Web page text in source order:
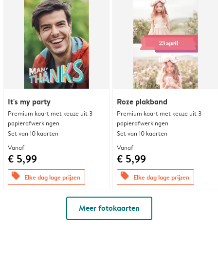
It's my party
Premium kaart met keuze uit 3
papierafwerkingen
Set van 10 kaarten
Vanaf
€ 5,99
offers Elke dag lage prijzen
Roze plakband
Premium kaart met keuze uit 3
papierafwerkingen
Set van 10 kaarten
Vanaf
€ 5,99
offers Elke dag lage prijzen
Meer fotokaarten